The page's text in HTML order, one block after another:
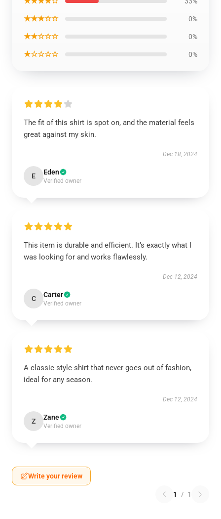
★★★☆☆ 0%
★★☆☆☆ 0%
★☆☆☆☆ 0%
The fit of this shirt is spot on, and the material feels
great against my skin.
Dec 18, 2024
E Eden
Verified owner
This item is durable and efficient. It’s exactly what I
was looking for and works flawlessly.
Dec 12, 2024
C Carter
Verified owner
A classic style shirt that never goes out of fashion,
ideal for any season.
Dec 12, 2024
Z Zane
Verified owner
Write your review
1 / 1